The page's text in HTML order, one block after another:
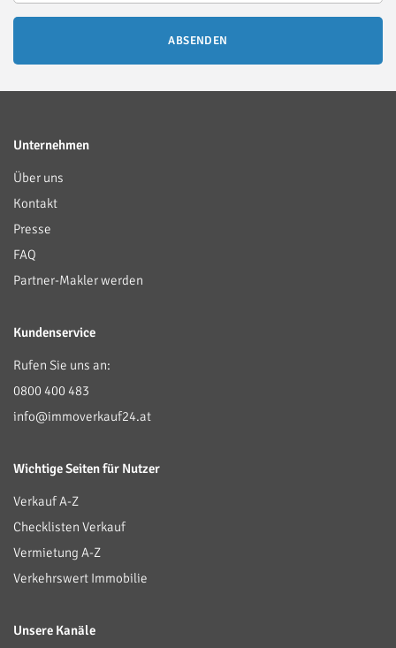
ABSENDEN
Unternehmen
Über uns
Kontakt
Presse
FAQ
Partner-Makler werden
Kundenservice
Rufen Sie uns an:
0800 400 483
info@immoverkauf24.at
Wichtige Seiten für Nutzer
Verkauf A-Z
Checklisten Verkauf
Vermietung A-Z
Verkehrswert Immobilie
Unsere Kanäle